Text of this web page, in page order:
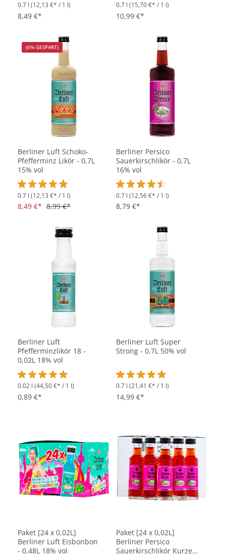
Durchschnittliche Bewertung von 4.9 von 5 Sternen
0.7 l (12,13 €* / 1 l)
8,49 €*
Durchschnittliche Bewertung
0.7 l (15,70 €* / 1 l)
10,99 €*
(6% GESPART)
Berliner Luft Schoko-
Pfefferminz Likör - 0,7L
15% vol
Durchschnittliche Bewertung von 4.9 von 5 Sternen
0.7 l (12,13 €* / 1 l)
8,49 €* 8,99 €*
Berliner Persico
Sauerkirschlikör - 0,7L
16% vol
Durchschnittliche Bewertung
0.7 l (12,56 €* / 1 l)
8,79 €*
Berliner Luft
Pfefferminzlikör 18 -
0,02L 18% vol
Durchschnittliche Bewertung von 5 von 5 Sternen
0.02 l (44,50 €* / 1 l)
0,89 €*
Berliner Luft Super
Strong - 0,7L 50% vol
Durchschnittliche Bewertung
0.7 l (21,41 €* / 1 l)
14,99 €*
Paket [24 x 0,02L]
Berliner Luft Eisbonbon
- 0,48L 18% vol
Paket [24 x 0,02L]
Berliner Persico
Sauerkirschlikör Kurzer